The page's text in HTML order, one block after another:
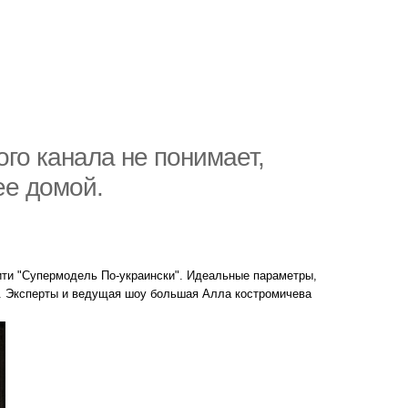
канала не понимает,
домой.
"Супермодель По-украински". Идеальные параметры,
Эксперты и ведущая шоу большая Алла костромичева